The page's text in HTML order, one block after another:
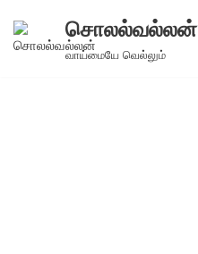
Skip
சொலல்வல்லன்
வாய்மையே வெல்லும்